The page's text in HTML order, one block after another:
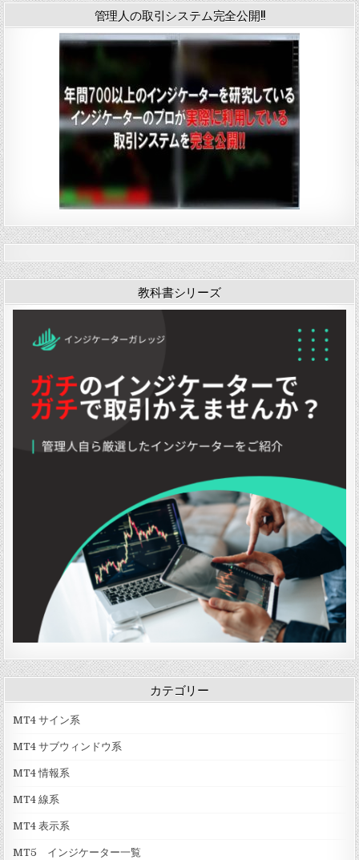
管理人の取引システム完全公開!!
教科書シリーズ
カテゴリー
MT4 サイン系
MT4 サブウィンドウ系
MT4 情報系
MT4 線系
MT4 表示系
MT5 インジケーター一覧